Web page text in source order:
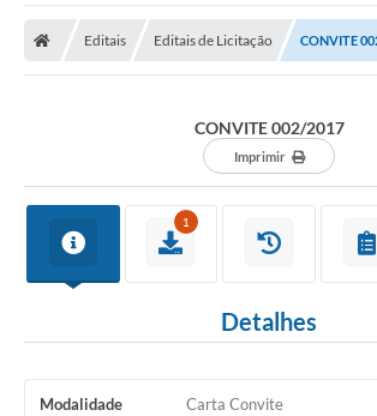
Editais Editais de Licitação CONVITE
CONVITE 002/2017
Imprimir
1
Detalhes
Modalidade Carta Convite